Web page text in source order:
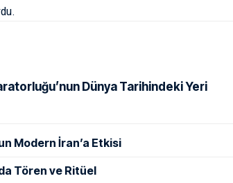
Dünya Tarihindeki Yeri
Modern İran’a Etkisi
Tören ve Ritüel